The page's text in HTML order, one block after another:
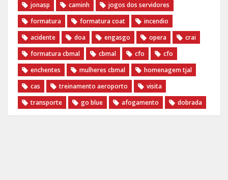
jonasp
caminh
jogos dos servidores
formatura
formatura coat
incendio
acidente
doa engasgo opera
crai
formatura cbmal
cbmal cfo
cfo
enchentes
mulheres cbmal
homenagem tjal
cas
treinamento aeroporto
visita
transporte
go blue afogamento dobrada